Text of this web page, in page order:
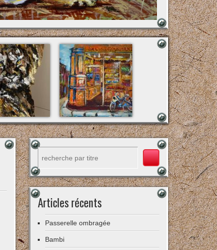
Articles récents
Passerelle ombragée
Bambi